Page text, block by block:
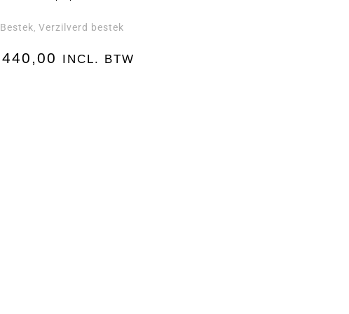
Bestek, Verzilverd bestek
440,00 INCL. BTW